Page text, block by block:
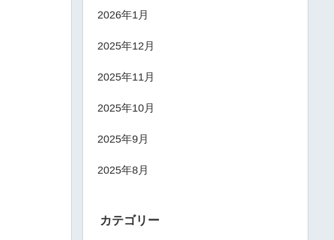
2026年1月
2025年12月
2025年11月
2025年10月
2025年9月
2025年8月
カテゴリー